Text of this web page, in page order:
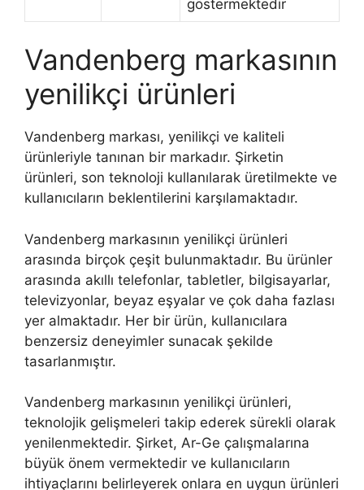
göstermektedir
Vandenberg markasının
yenilikçi ürünleri
Vandenberg markası, yenilikçi ve kaliteli
ürünleriyle tanınan bir markadır. Şirketin
ürünleri, son teknoloji kullanılarak üretilmekte ve
kullanıcıların beklentilerini karşılamaktadır.
Vandenberg markasının yenilikçi ürünleri
arasında birçok çeşit bulunmaktadır. Bu ürünler
arasında akıllı telefonlar, tabletler, bilgisayarlar,
televizyonlar, beyaz eşyalar ve çok daha fazlası
yer almaktadır. Her bir ürün, kullanıcılara
benzersiz deneyimler sunacak şekilde
tasarlanmıştır.
Vandenberg markasının yenilikçi ürünleri,
teknolojik gelişmeleri takip ederek sürekli olarak
yenilenmektedir. Şirket, Ar-Ge çalışmalarına
büyük önem vermektedir ve kullanıcıların
ihtiyaçlarını belirleyerek onlara en uygun ürünleri